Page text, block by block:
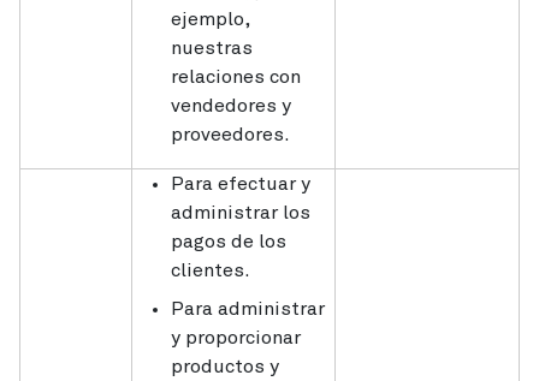
ejemplo,
nuestras
relaciones con
vendedores y
proveedores.
Para efectuar y
administrar los
pagos de los
clientes.
Para administrar
y proporcionar
productos y